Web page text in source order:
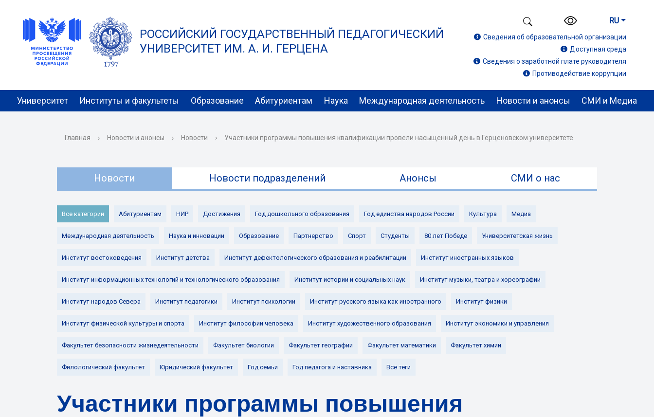
РОССИЙСКИЙ ГОСУДАРСТВЕННЫЙ ПЕДАГОГИЧЕСКИЙ
УНИВЕРСИТЕТ ИМ. А. И. ГЕРЦЕНА
RU
Сведения об образовательной организации
Доступная среда
Сведения о заработной плате руководителя
Противодействие коррупции
Университет Институты и факультеты Образование Абитуриентам Наука Международная деятельность Новости и анонсы СМИ и Медиа
Главная › Новости и анонсы › Новости › Участники программы повышения квалификации провели насыщенный день в Герценовском университете
Новости Новости подразделений Анонсы СМИ о нас
Все категории Абитуриентам НИР Достижения Год дошкольного образования Год единства народов России Культура Медиа
Международная деятельность Наука и инновации Образование Партнерство Спорт Студенты 80 лет Победе Университетская жизнь
Институт востоковедения Институт детства Институт дефектологического образования и реабилитации Институт иностранных языков
Институт информационных технологий и технологического образования Институт истории и социальных наук Институт музыки, театра и хореографии
Институт народов Севера Институт педагогики Институт психологии Институт русского языка как иностранного Институт физики
Институт физической культуры и спорта Институт философии человека Институт художественного образования Институт экономики и управления
Факультет безопасности жизнедеятельности Факультет биологии Факультет географии Факультет математики Факультет химии
Филологический факультет Юридический факультет Год семьи Год педагога и наставника Все теги
Участники программы повышения